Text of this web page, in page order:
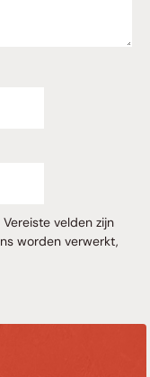
velden zijn
worden verwerkt,